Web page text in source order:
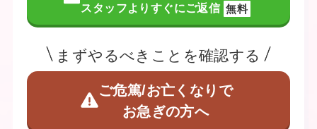
スタッフよりすぐにご返信 無料
まずやるべきことを確認する
ご危篤/お亡くなりで
お急ぎの方へ